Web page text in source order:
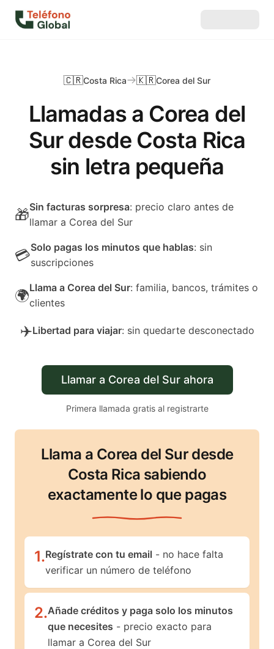
Llamadas a Corea del
Sur desde Costa Rica
sin letra pequeña
🇨🇷Costa Rica 🇰🇷Corea del Sur
🎁Sin facturas sorpresa: precio claro antes de
llamar a Corea del Sur
💳Solo pagas los minutos que hablas: sin
suscripciones
🌍Llama a Corea del Sur: familia, bancos, trámites o
clientes
✈️Libertad para viajar: sin quedarte desconectado
Llamar a Corea del Sur ahora
Primera llamada gratis al registrarte
Llama a Corea del Sur desde
Costa Rica sabiendo
exactamente lo que pagas
1.Regístrate con tu email - no hace falta
verificar un número de teléfono
2.Añade créditos y paga solo los minutos
que necesites - precio exacto para
llamar a Corea del Sur